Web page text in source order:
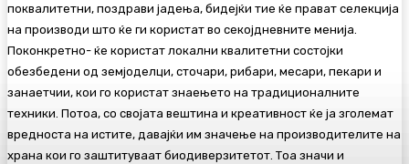
поквалитетни, поздрави јадења, бидејќи тие ќе прават селекција
на производи што ќе ги користат во секојдневните менија.
Поконкретно- ќе користат локални квалитетни состојки
обезбедени од земјоделци, сточари, рибари, месари, пекари и
занаетчии, кои го користат знаењето на традиционалните
техники. Потоа, со својата вештина и креативност ќе ја зголемат
вредноста на истите, давајќи им значење на производителите на
храна кои го заштитуваат биодиверзитетот. Тоа значи и